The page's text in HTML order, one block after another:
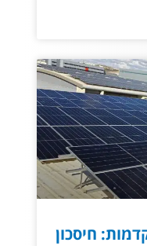
חיסכון